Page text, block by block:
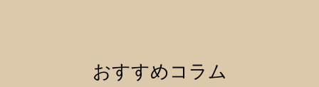
おすすめコラム